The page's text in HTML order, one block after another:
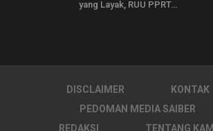
yang Layak, RUU PPRT…
DISCLAIMER
KONTAK
PEDOMAN MEDIA SAIBER
REDAKSI
TENTANG KAMI